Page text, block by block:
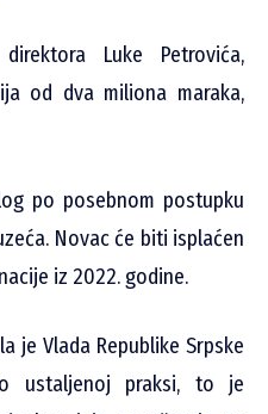
Luke Petrovića,
od dva miliona maraka,
po posebnom postupku
Novac će biti isplaćen
iz 2022. godine.
je Vlada Republike Srpske
ustaljenoj praksi, to je